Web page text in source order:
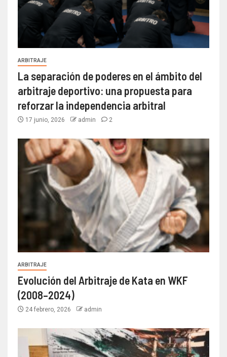
ARBITRAJE
La separación de poderes en el ámbito del
arbitraje deportivo: una propuesta para
reforzar la independencia arbitral
17 junio, 2026 admin 2
ARBITRAJE
Evolución del Arbitraje de Kata en WKF
(2008–2024)
24 febrero, 2026 admin